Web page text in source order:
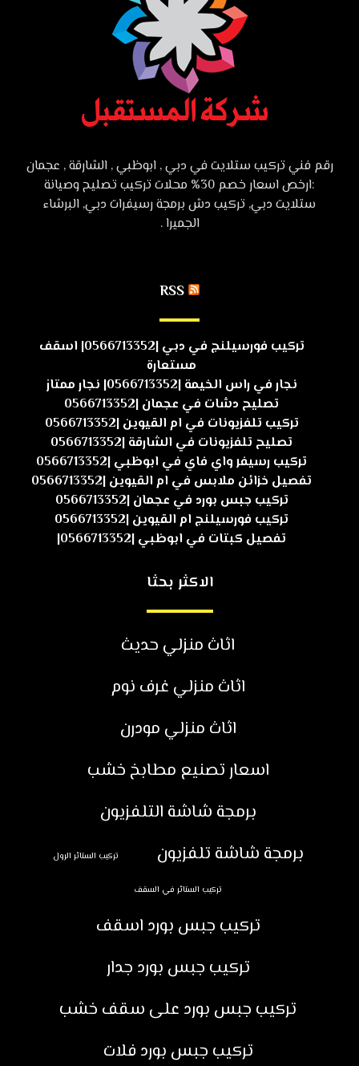
رقم فني تركيب ستلايت في دبي , ابوظبي , الشارقة , عجمان
:ارخص اسعار خصم 30% محلات تركيب تصليح وصيانة
ستلايت دبي, تركيب دش برمجة رسيفرات دبي, البرشاء
الجميرا .
RSS
تركيب فورسيلنج في دبي |0566713352| اسقف
مستعارة
نجار في راس الخيمة |0566713352| نجار ممتاز
تصليح دشات في عجمان |0566713352
تركيب تلفزيونات في ام القيوين |0566713352
تصليح تلفزيونات في الشارقة |0566713352
تركيب رسيفر واي فاي في ابوظبي |0566713352
تفصيل خزائن ملابس في ام القيوين |0566713352
تركيب جبس بورد في عجمان |0566713352
تركيب فورسيلنج ام القيوين |0566713352
تفصيل كبتات في ابوظبي |0566713352|
الاكثر بحثا
اثاث منزلي حديث
اثاث منزلي غرف نوم
اثاث منزلي مودرن
اسعار تصنيع مطابخ خشب
برمجة شاشة التلفزيون
برمجة شاشة تلفزيون
تركيب الستائر الرول
تركيب الستائر في السقف
تركيب جبس بورد اسقف
تركيب جبس بورد جدار
تركيب جبس بورد على سقف خشب
تركيب جبس بورد فلات